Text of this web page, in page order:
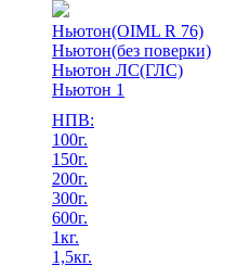
Ньютон(OIML R 76)
Ньютон(без поверки)
Ньютон ЛС(ГЛС)
Ньютон 1
НПВ:
100г.
150г.
200г.
300г.
600г.
1кг.
1,5кг.